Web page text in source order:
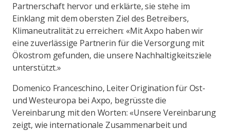
Partnerschaft hervor und erklärte, sie stehe im
Einklang mit dem obersten Ziel des Betreibers,
Klimaneutralität zu erreichen: «Mit Axpo haben wir
eine zuverlässige Partnerin für die Versorgung mit
Ökostrom gefunden, die unsere Nachhaltigkeitsziele
unterstützt.»
Domenico Franceschino, Leiter Origination für Ost-
und Westeuropa bei Axpo, begrüsste die
Vereinbarung mit den Worten: «Unsere Vereinbarung
zeigt, wie internationale Zusammenarbeit und